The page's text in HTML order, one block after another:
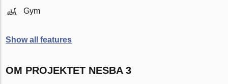
Gym
Show all features
OM PROJEKTET NESBA 3